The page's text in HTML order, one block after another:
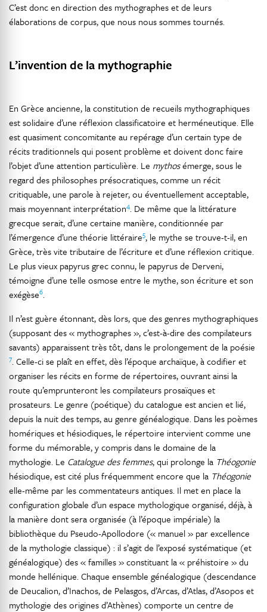
C’est donc en direction des mythographes et de leurs
élaborations de corpus, que nous nous sommes tournés.
L’invention de la mythographie
En Grèce ancienne, la constitution de recueils mythographiques
est solidaire d’une réflexion classificatoire et herméneutique. Elle
est quasiment concomitante au repérage d’un certain type de
récits traditionnels qui posent problème et doivent donc faire
l’objet d’une attention particulière. Le mythosémerge, sous le
regard des philosophes présocratiques, comme un récit
critiquable, une parole à rejeter, ou éventuellement acceptable,
mais moyennant interprétation4. De même que la littérature
grecque serait, d’une certaine manière, conditionnée par
l’émergence d’une théorie littéraire5, le mythe se trouve-t-il, en
Grèce, très vite tributaire de l’écriture et d’une réflexion critique.
Le plus vieux papyrus grec connu, le papyrus de Derveni,
témoigne d’une telle osmose entre le mythe, son écriture et son
exégèse6.
Il n’est guère étonnant, dès lors, que des genres mythographiques
(supposant des « mythographes », c’est-à-dire des compilateurs
savants) apparaissent très tôt, dans le prolongement de la poésie
7. Celle-ci se plaît en effet, dès l’époque archaïque, à codifier et
organiser les récits en forme de répertoires, ouvrant ainsi la
route qu’emprunteront les compilateurs prosaïques et
prosateurs. Le genre (poétique) du catalogue est ancien et lié,
depuis la nuit des temps, au genre généalogique. Dans les poèmes
homériques et hésiodiques, le répertoire intervient comme une
forme du mémorable, y compris dans le domaine de la
mythologie. Le Catalogue des femmes, qui prolonge la Théogonie
hésiodique, est cité plus fréquemment encore que la Théogonie
elle-même par les commentateurs antiques. Il met en place la
configuration globale d’un espace mythologique organisé, déjà, à
la manière dont sera organisée (à l’époque impériale) la
bibliothèque du Pseudo-Apollodore (« manuel » par excellence
de la mythologie classique) : il s’agit de l’exposé systématique (et
généalogique) des « familles » constituant la « préhistoire » du
monde hellénique. Chaque ensemble généalogique (descendance
de Deucalion, d’Inachos, de Pelasgos, d’Arcas, d’Atlas, d’Asopos et
mythologie des origines d’Athènes) comporte un centre de